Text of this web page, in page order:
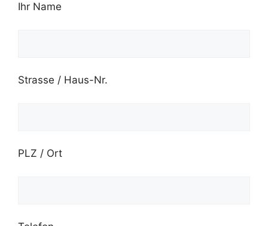
Ihr Name
Strasse / Haus-Nr.
PLZ / Ort